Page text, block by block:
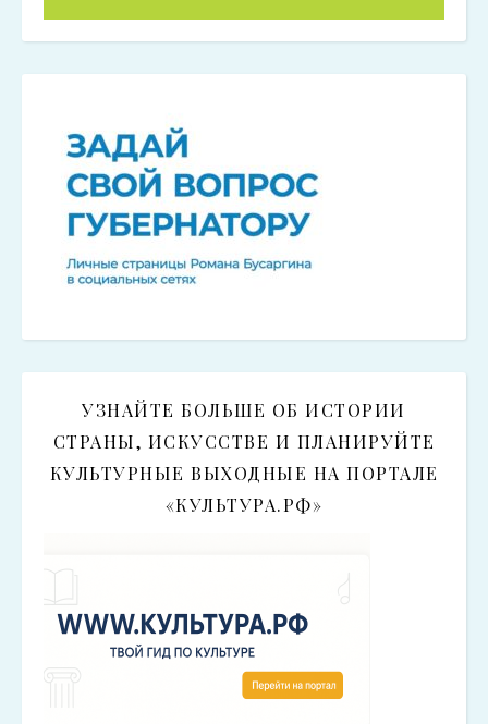
УЗНАЙТЕ БОЛЬШЕ ОБ ИСТОРИИ
СТРАНЫ, ИСКУССТВЕ И ПЛАНИРУЙТЕ
КУЛЬТУРНЫЕ ВЫХОДНЫЕ НА ПОРТАЛЕ
«КУЛЬТУРА.РФ»